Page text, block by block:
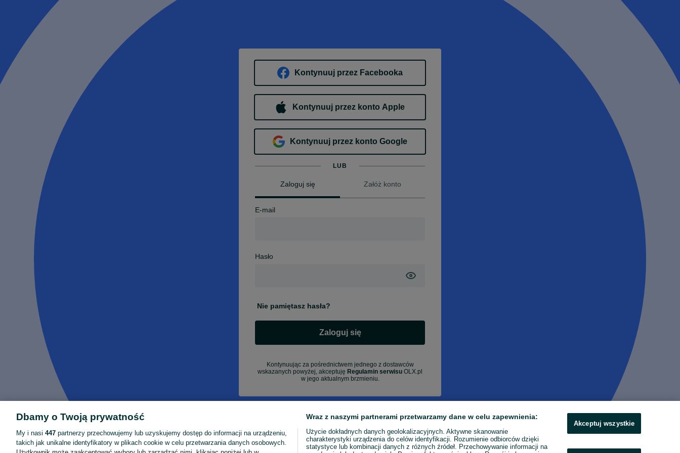
Kontynuuj przez Facebooka
Kontynuuj przez konto Apple
Kontynuuj przez konto Google
LUB
Zaloguj się Załóż konto
E-mail
Hasło
Nie pamiętasz hasła?
Zaloguj się
Kontynuując za pośrednictwem jednego z dostawców
wskazanych powyżej, akceptuję Regulamin serwisu OLX.pl
w jego aktualnym brzmieniu.
Dbamy o Twoją prywatność
My i nasi 447 partnerzy przechowujemy lub uzyskujemy dostęp do informacji na urządzeniu,
takich jak unikalne identyfikatory w plikach cookie w celu przetwarzania danych osobowych.
Wraz z naszymi partnerami przetwarzamy dane w celu zapewnienia:
Użycie dokładnych danych geolokalizacyjnych. Aktywne skanowanie
charakterystyki urządzenia do celów identyfikacji. Rozumienie odbiorców dzięki
statystyce lub kombinacji danych z różnych źródeł. Przechowywanie informacji na
Akceptuj wszystkie